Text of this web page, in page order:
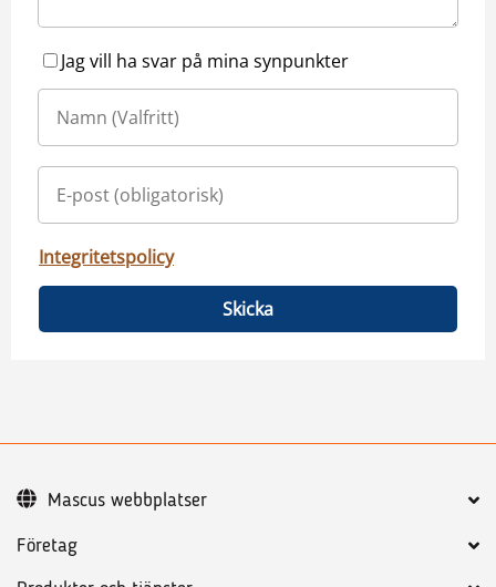
Jag vill ha svar på mina synpunkter
Integritetspolicy
Skicka
Företag
Mascus webbplatser